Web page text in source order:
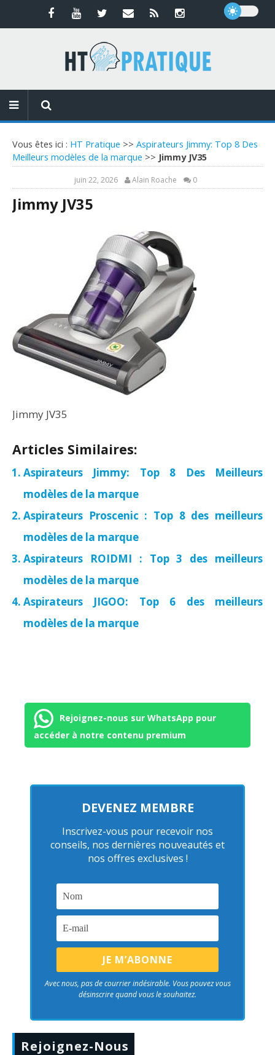
Vous êtes ici : HT Pratique >> Aspirateurs Jimmy: Top 8 Des
Meilleurs modèles de la marque >> Jimmy JV35
juin 22, 2026 Alain Roache 0
Jimmy JV35
Jimmy JV35
Articles Similaires:
Aspirateurs Jimmy: Top 8 Des Meilleurs
modèles de la marque
Aspirateurs Proscenic : Top 8 des meilleurs
modèles de la marque
Aspirateurs ROIDMI : Top 3 des meilleurs
modèles de la marque
Aspirateurs JIGOO: Top 6 des meilleurs
modèles de la marque
Rejoignez-nous sur WhatsApp pour
accéder à notre contenu premium
DEVENEZ MEMBRE
Inscrivez-vous pour recevoir nos
conseils, nos dernières nouveautés et
nos offres exclusives !
Avec nous, pas de courrier indésirable. Vous pouvez vous
désinscrire quand vous le souhaitez.
Rejoignez-Nous